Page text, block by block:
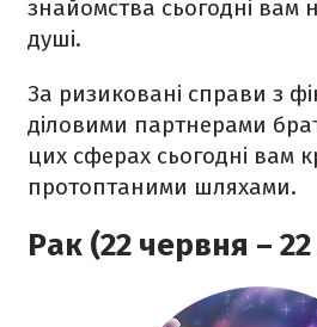
знайомства сьогодні вам
душі.
За ризиковані справи з
діловими партнерами
цих сферах сьогодні вам
протоптаними шляхами.
Рак (22 червня –